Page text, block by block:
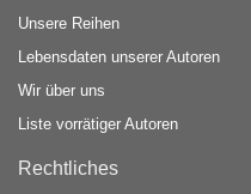
Unsere Reihen
Lebensdaten unserer Autoren
Wir über uns
Liste vorrätiger Autoren
Rechtliches